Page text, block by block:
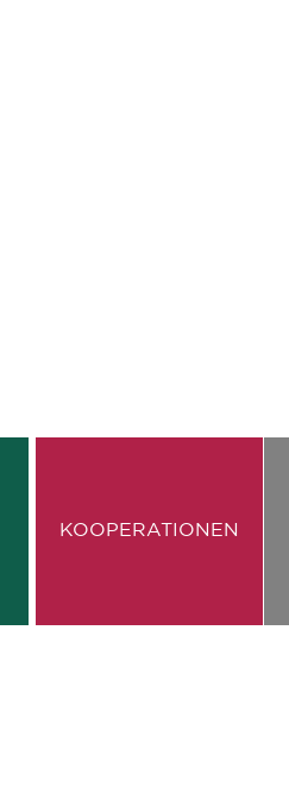
KOOPERATIONEN